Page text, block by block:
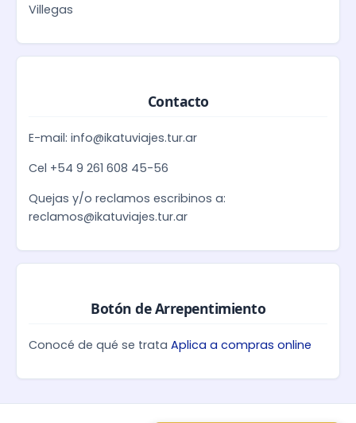
Villegas
Contacto
E-mail: info@ikatuviajes.tur.ar
Cel +54 9 261 608 45-56
Quejas y/o reclamos escribinos a:
reclamos@ikatuviajes.tur.ar
Botón de Arrepentimiento
Conocé de qué se trata Aplica a compras online